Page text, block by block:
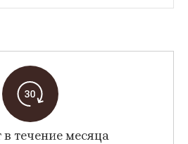
в течение месяца